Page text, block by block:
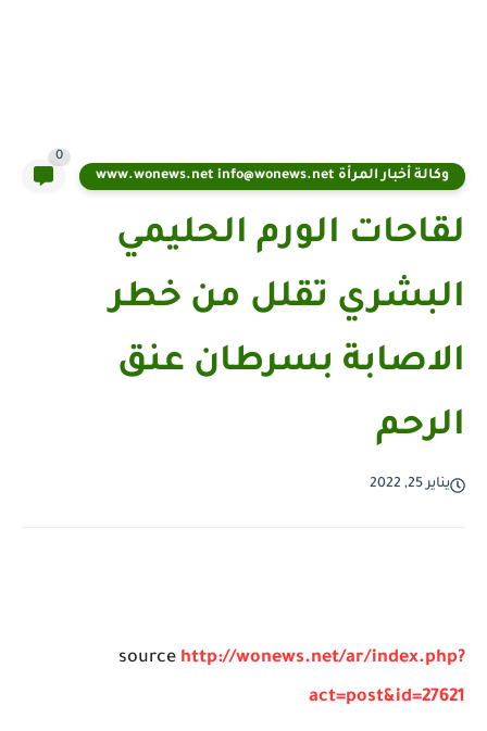
وكالة أخبار المرأة www.wonews.net info@wonews.net
0
لقاحات الورم الحليمي
البشري تقلل من خطر
الاصابة بسرطان عنق
الرحم
يناير 25, 2022
source http://wonews.net/ar/index.php?
act=post&id=27621